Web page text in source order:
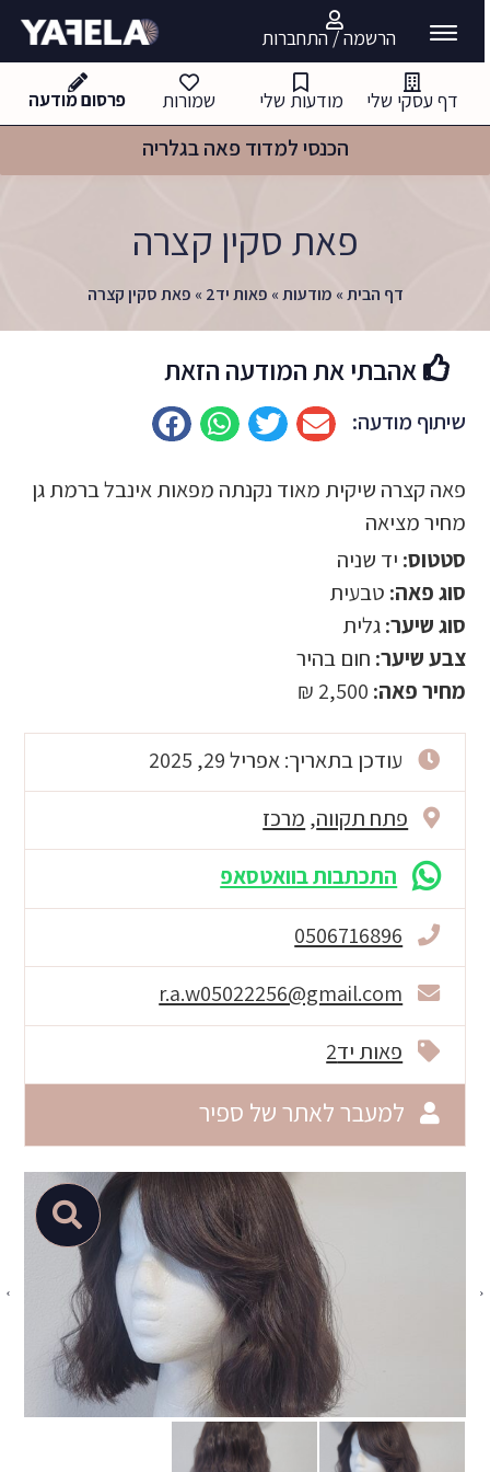
הרשמה / התחברות
דף עסקי שלי מודעות שלי שמורות פרסום מודעה
הכנסי למדוד פאה בגלריה
פאת סקין קצרה
דף הבית» מודעות» פאות יד2 » פאת סקין קצרה
אהבתי את המודעה הזאת
שיתוף מודעה:
פאה קצרה שיקית מאוד נקנתה מפאות אינבל ברמת גן
מחיר מציאה
סטטוס: יד שניה
סוג פאה: טבעית
סוג שיער:גלית
צבע שיער: חום בהיר
מחיר פאה: 2,500 ₪
עודכן בתאריך: אפריל 29, 2025
פתח תקווה, מרכז
התכתבות בוואטסאפ
0506716896
r.a.w05022256@gmail.com
פאות יד2
למעבר לאתר של ספיר
ואביזרי שיער הגדול בישראל